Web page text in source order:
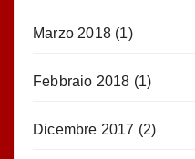
Marzo 2018 (1)
Febbraio 2018 (1)
Dicembre 2017 (2)